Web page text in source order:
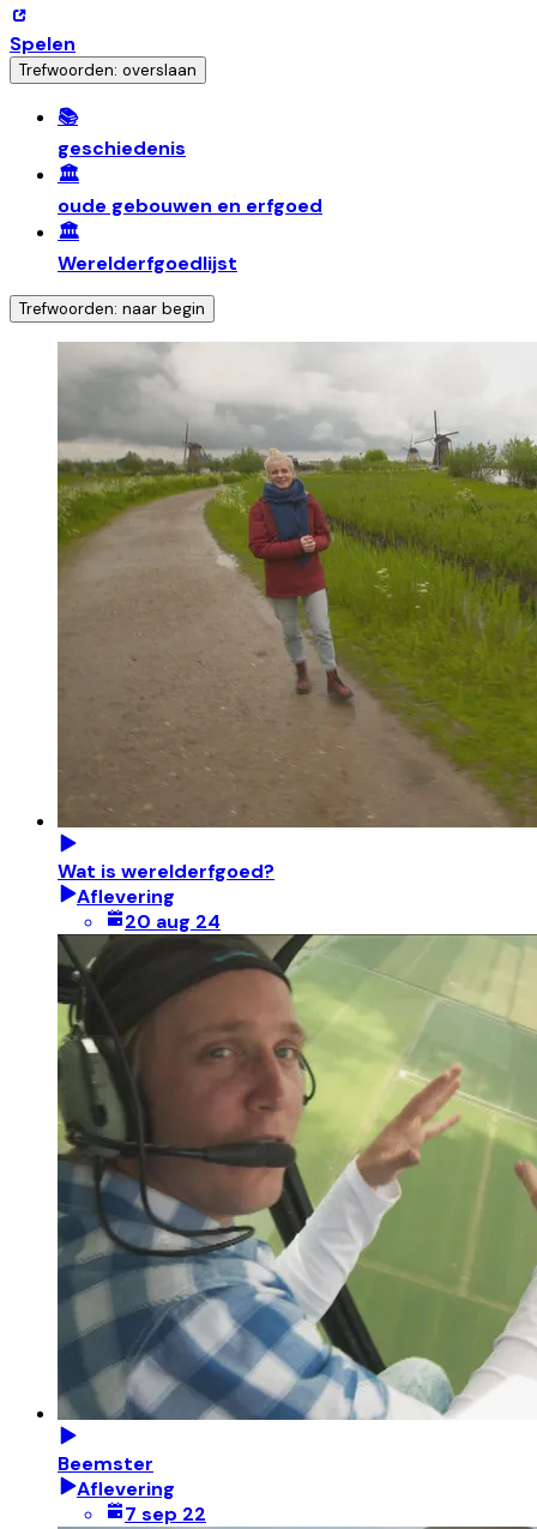
Spelen
Trefwoorden: overslaan
📚
geschiedenis
🏛️
oude gebouwen en erfgoed
🏛️
Werelderfgoedlijst
Trefwoorden: naar begin
Wat is werelderfgoed?
Aflevering
20 aug 24
Beemster
Aflevering
7 sep 22